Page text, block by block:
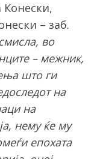
– заб.
во
– межник,
што ги
на
на
нему ќе му
епохата